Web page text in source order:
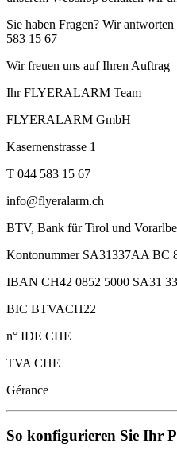
Sie haben Fragen? Wir
583 15 67
Wir freuen uns auf Ihren Auftrag
Ihr FLYERALARM Team
FLYERALARM GmbH
Kasernenstrasse 1
T 044 583 15 67
info@flyeralarm.ch
BTV, Bank für Tirol und
Kontonummer SA31337AA BC
IBAN CH42 0852 5000 SA31
BIC BTVACH22
n° IDE CHE
TVA CHE
Gérance
So konfigurieren Sie Ihr